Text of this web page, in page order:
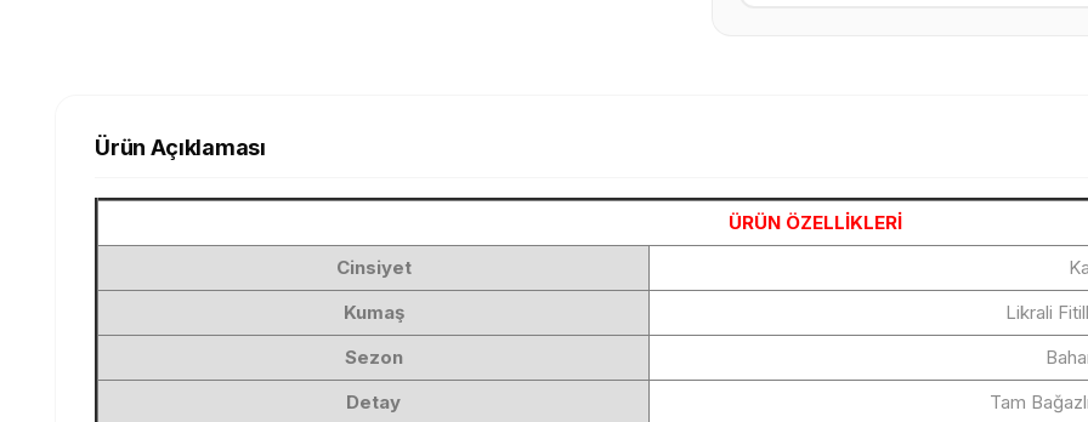
Ürün Açıklaması
ÜRÜN ÖZELLİKLERİ
Cinsiyet
Kumaş
Likrali
Sezon
Detay
Tam